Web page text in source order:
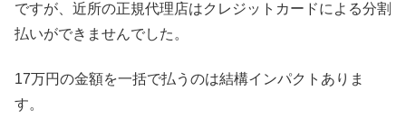
ですが、近所の正規代理店はクレジットカードによる分割
払いができませんでした。
17万円の金額を一括で払うのは結構インパクトありま
す。